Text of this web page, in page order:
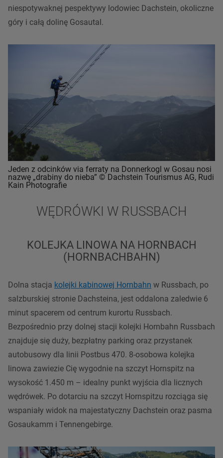
niespotywaknej pespektywy lodowiec Dachstein, okoliczne
góry i całą dolinę Gosautal.
Jeden z odcinków via ferraty na Donnerkogl w Gosau nosi
nazwę „drabiny do nieba” © Dachstein Tourismus AG, Rudi
Kain Photografie
WĘDRÓWKI W RUSSBACH
KOLEJKA LINOWA NA HORNBACH
(HORNBACHBAHN)
Dolna stacja kolejki kabinowej Hornbahn w Russbach, po
salzburskiej stronie Dachsteina, jest oddalona zaledwie 6
minut spacerem od centrum kurortu Russbach.
Bezpośrednio przy dolnej stacji kolejki Hornbahn Russbach
znajduje się duży, bezpłatny parking oraz przystanek
autobusowy dla linii Postbus 470. 8-osobowa kolejka
linowa zawiezie Cię wygodnie na szczyt Hornspitz na
wysokość 1.450 m – idealny punkt wyjścia dla licznych
wędrówek. Po dotarciu na szczyt Hornspitzu rozciąga się
wspaniały widok na majestatyczny Dachstein oraz pasma
Gosaukamm i Tennengebirge.